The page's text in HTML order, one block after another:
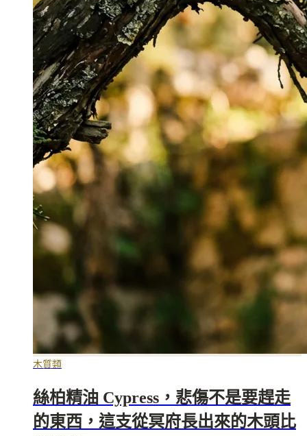
木質類
絲柏精油 Cypress，悲傷不是要趕走
的東西，這支從冥府長出來的木頭比